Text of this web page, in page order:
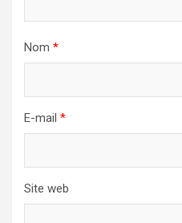
Nom *
E-mail *
Site web